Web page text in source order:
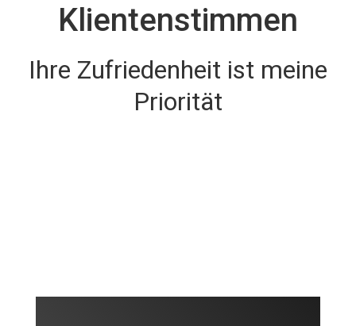
Klientenstimmen
Ihre Zufriedenheit ist meine
Priorität